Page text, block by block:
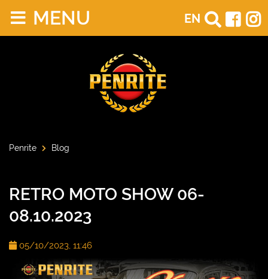
EN
MENU
Penrite Blog
RETRO MOTO SHOW 06-
08.10.2023
05/10/2023, 11:46